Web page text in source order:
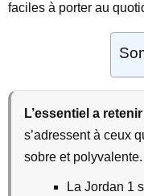
faciles à porter au
L’essentiel a retenir
s’adressent à ceux
sobre et polyvalente.
La Jordan 1